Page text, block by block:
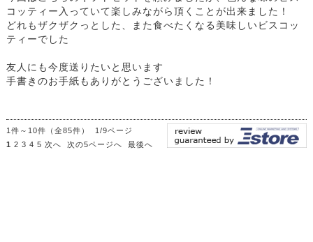
コッティー入っていて楽しみながら頂くことが出来ました！
どれもザクザクっとした、また食べたくなる美味しいビスコッ
ティーでした
友人にも今度送りたいと思います
手書きのお手紙もありがとうございました！
1件～10件（全85件） 1/9ページ
1 2 3 4 5 次へ 次の5ページへ 最後へ